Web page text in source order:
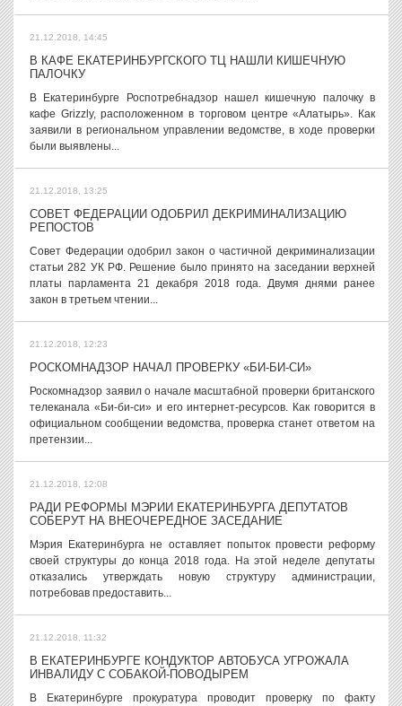
21.12.2018, 14:45
В КАФЕ ЕКАТЕРИНБУРГСКОГО ТЦ НАШЛИ КИШЕЧНУЮ
ПАЛОЧКУ
В Екатеринбурге Роспотребнадзор нашел кишечную палочку в
кафе Grizzly, расположенном в торговом центре «Алатырь». Как
заявили в региональном управлении ведомстве, в ходе проверки
были выявлены...
21.12.2018, 13:25
СОВЕТ ФЕДЕРАЦИИ ОДОБРИЛ ДЕКРИМИНАЛИЗАЦИЮ
РЕПОСТОВ
Совет Федерации одобрил закон о частичной декриминализации
статьи 282 УК РФ. Решение было принято на заседании верхней
платы парламента 21 декабря 2018 года. Двумя днями ранее
закон в третьем чтении...
21.12.2018, 12:23
РОСКОМНАДЗОР НАЧАЛ ПРОВЕРКУ «БИ-БИ-СИ»
Роскомнадзор заявил о начале масштабной проверки британского
телеканала «Би-би-си» и его интернет-ресурсов. Как говорится в
официальном сообщении ведомства, проверка станет ответом на
претензии...
21.12.2018, 12:08
РАДИ РЕФОРМЫ МЭРИИ ЕКАТЕРИНБУРГА ДЕПУТАТОВ
СОБЕРУТ НА ВНЕОЧЕРЕДНОЕ ЗАСЕДАНИЕ
Мэрия Екатеринбурга не оставляет попыток провести реформу
своей структуры до конца 2018 года. На этой неделе депутаты
отказались утверждать новую структуру администрации,
потребовав предоставить...
21.12.2018, 11:32
В ЕКАТЕРИНБУРГЕ КОНДУКТОР АВТОБУСА УГРОЖАЛА
ИНВАЛИДУ С СОБАКОЙ-ПОВОДЫРЕМ
В Екатеринбурге прокуратура проводит проверку по факту